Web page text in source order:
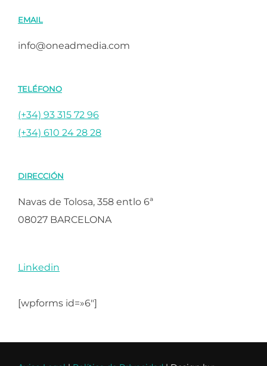
EMAIL
info@oneadmedia.com
TELÉFONO
(+34) 93 315 72 96
(+34) 610 24 28 28
DIRECCIÓN
Navas de Tolosa, 358 entlo 6ª
08027 BARCELONA
Linkedin
[wpforms id=»6″]